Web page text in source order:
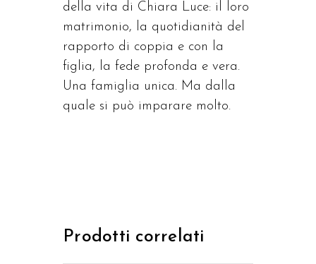
della vita di Chiara Luce: il loro
matrimonio, la quotidianità del
rapporto di coppia e con la
figlia, la fede profonda e vera.
Una famiglia unica. Ma dalla
quale si può imparare molto.
Prodotti correlati